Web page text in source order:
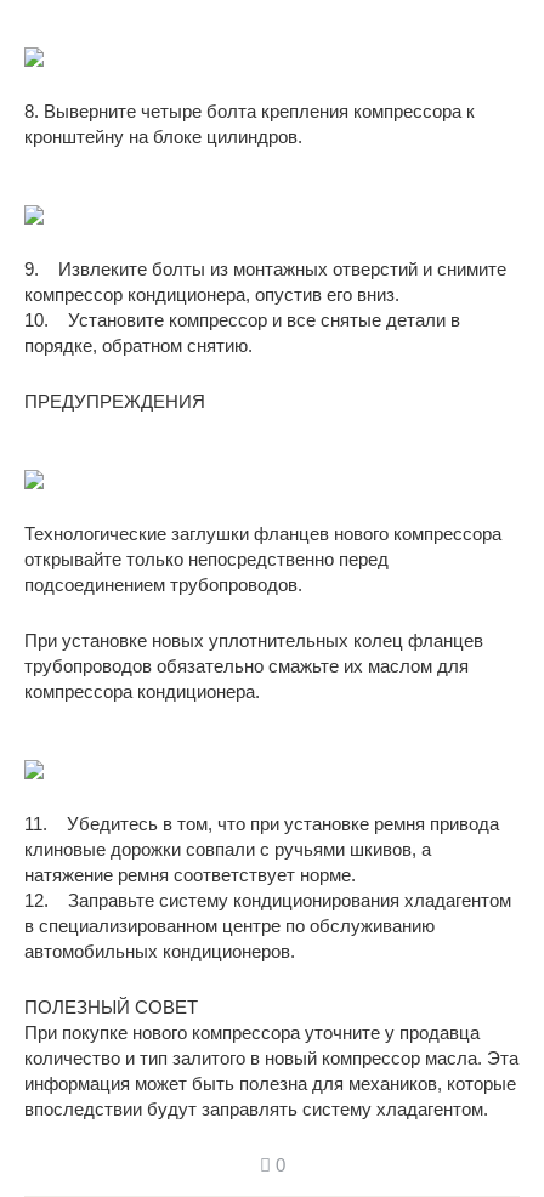
8. Выверните четыре болта крепления компрессора к
кронштейну на блоке цилиндров.
9. Извлеките болты из монтажных отверстий и снимите
компрессор кондиционера, опустив его вниз.
10. Установите компрессор и все снятые детали в
порядке, обратном снятию.
ПРЕДУПРЕЖДЕНИЯ
Технологические заглушки фланцев нового компрессора
открывайте только непосредственно перед
подсоединением трубопроводов.
При установке новых уплотнительных колец фланцев
трубопроводов обязательно смажьте их маслом для
компрессора кондиционера.
11. Убедитесь в том, что при установке ремня привода
клиновые дорожки совпали с ручьями шкивов, а
натяжение ремня соответствует норме.
12. Заправьте систему кондиционирования хладагентом
в специализированном центре по обслуживанию
автомобильных кондиционеров.
ПОЛЕЗНЫЙ СОВЕТ
При покупке нового компрессора уточните у продавца
количество и тип залитого в новый компрессор масла. Эта
информация может быть полезна для механиков, которые
впоследствии будут заправлять систему хладагентом.
0